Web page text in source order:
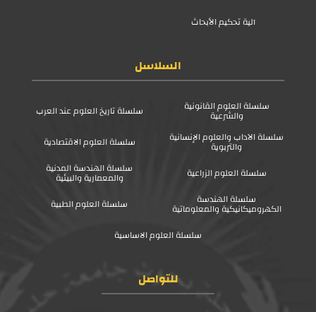
آلية تحكيم الأبحاث
السلاسل
سلسلة العلوم القانونية
والشرعية
سلسلة تاريخ العلوم عند العرب
سلسلة الآداب والعلوم الإنسانية
والتربوية
سلسلة العلوم الاقتصادية
سلسلة العلوم الزراعية
سلسلة الهندسة المدنية
والمعمارية والبيئية
سلسلة الهندسة
الكهروميكانيكية والمعلوماتية
سلسلة العلوم الطبية
سلسلة العلوم الاساسية
للتواصل